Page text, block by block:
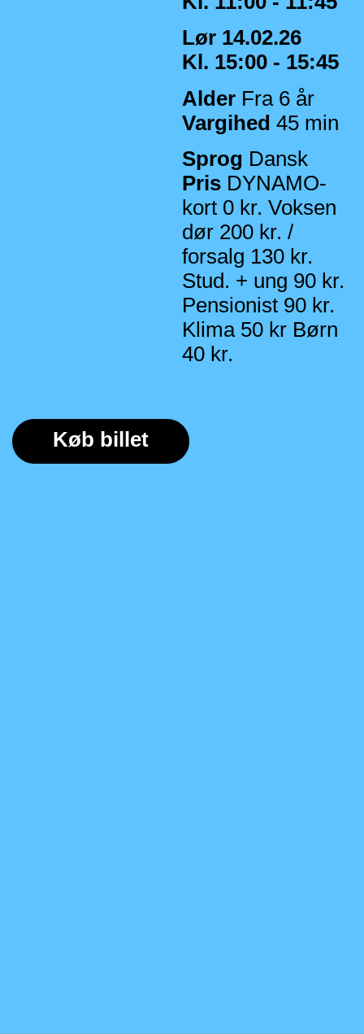
Lør 14.02.26
Kl. 15:00 - 15:45
Alder Fra 6 år
Vargihed 45 min
Sprog Dansk
Pris DYNAMO-
kort 0 kr. Voksen
dør 200 kr. /
forsalg 130 kr.
Stud. + ung 90 kr.
Pensionist 90 kr.
Klima 50 kr Børn
40 kr.
Køb billet